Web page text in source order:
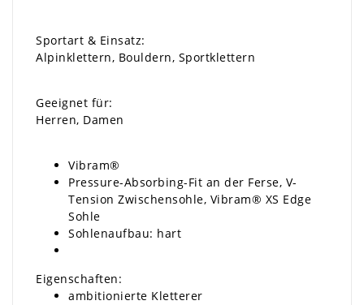
Sportart & Einsatz:
Alpinklettern, Bouldern, Sportklettern
Geeignet für:
Herren, Damen
Vibram®
Pressure-Absorbing-Fit an der Ferse, V-
Tension Zwischensohle, Vibram® XS Edge
Sohle
Sohlenaufbau: hart
Eigenschaften:
ambitionierte Kletterer